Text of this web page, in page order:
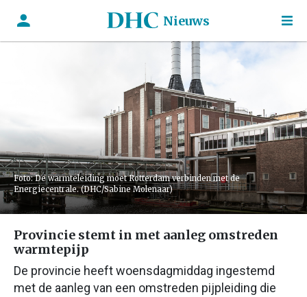
Nieuws
Foto: De warmteleiding moet Rotterdam verbinden met de
Energiecentrale. (DHC/Sabine Molenaar)
Provincie stemt in met aanleg omstreden
warmtepijp
De provincie heeft woensdagmiddag ingestemd
met de aanleg van een omstreden pijpleiding die